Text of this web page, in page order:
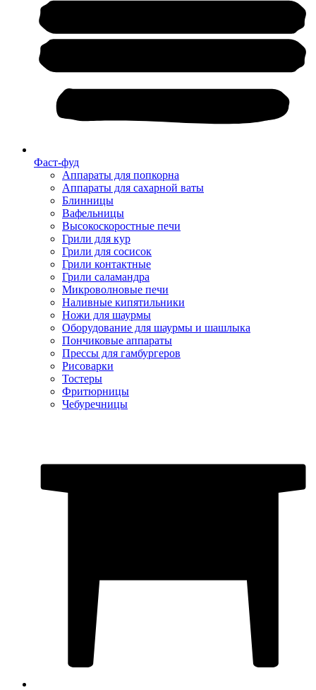
Фаст-фуд
Аппараты для попкорна
Аппараты для сахарной ваты
Блинницы
Вафельницы
Высокоскоростные печи
Грили для кур
Грили для сосисок
Грили контактные
Грили саламандра
Микроволновые печи
Наливные кипятильники
Ножи для шаурмы
Оборудование для шаурмы и шашлыка
Пончиковые аппараты
Прессы для гамбургеров
Рисоварки
Тостеры
Фритюрницы
Чебуречницы